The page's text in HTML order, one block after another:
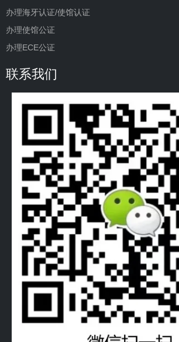
办理海牙认证/使馆认证
办理使馆公证
办理ECE公证
联系我们